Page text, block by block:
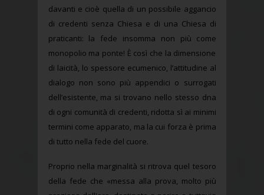
davanti e cioè quella di un possibile aggancio
di credenti senza Chiesa e di una Chiesa di
praticanti: la fede insomma non più come
monopolio ma ponte! È così che la dimensione
di laicità, lo spessore ecumenico, l’attitudine al
dialogo non sono più appendici o surrogati
dell’esistente, ma si trovano nello stesso dna
di ogni comunità di credenti, ridotta sì ai minimi
termini come apparato, ma la cui forza è prima
di tutto nella fede del cuore.
Proprio nella marginalità si ritrova quel tesoro
della fede che «messa alla prova, molto più